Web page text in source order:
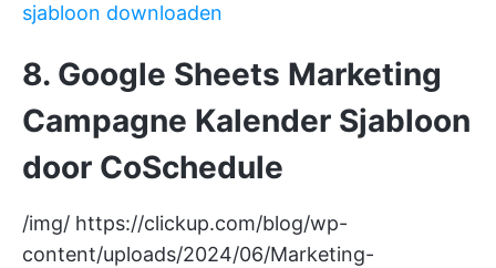
sjabloon downloaden
8. Google Sheets Marketing
Campagne Kalender Sjabloon
door CoSchedule
/img/ https://clickup.com/blog/wp-
content/uploads/2024/06/Marketing-